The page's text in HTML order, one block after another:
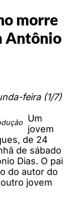
morre
Antônio
feira (1/7)
Um
jovem
de 24
de sábado
Dias. O pai
do autor do
jovem